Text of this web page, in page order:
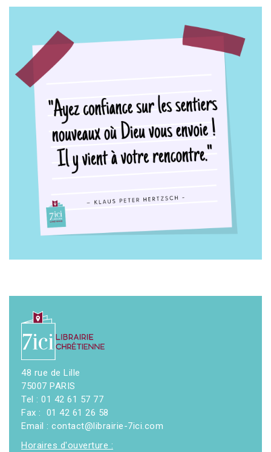
48 rue de Lille
75007 PARIS
Tel : 01 42 61 57 77
Fax : 01 42 61 26 58
Email : contact@librairie-7ici.com
Horaires d'ouverture :